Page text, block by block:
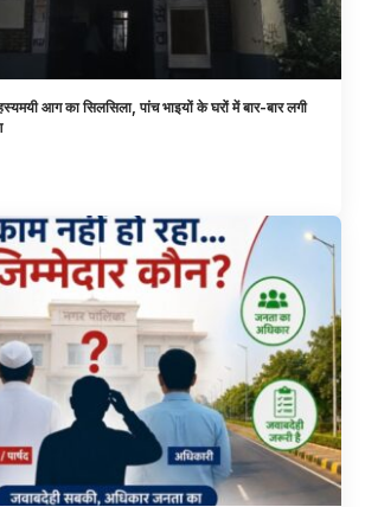
आग का सिलसिला, पांच भाइयों के घरों में बार-बार लगी